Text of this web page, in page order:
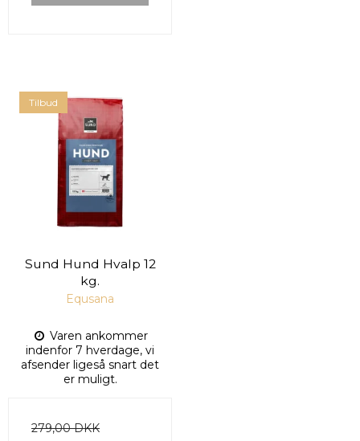
Tilbud
Sund Hund Hvalp 12
kg.
Equsana
Varen ankommer
indenfor 7 hverdage, vi
afsender ligeså snart det
er muligt.
279,00 DKK